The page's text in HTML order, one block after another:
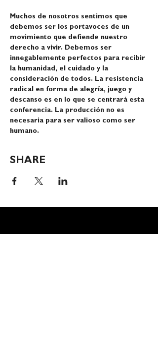
Muchos de nosotros sentimos que
debemos ser los portavoces de un
movimiento que defiende nuestro
derecho a vivir. Debemos ser
innegablemente perfectos para recibir
la humanidad, el cuidado y la
consideración de todos. La resistencia
radical en forma de alegría, juego y
descanso es en lo que se centrará esta
conferencia. La producción no es
necesaria para ser valioso como ser
humano.
SHARE